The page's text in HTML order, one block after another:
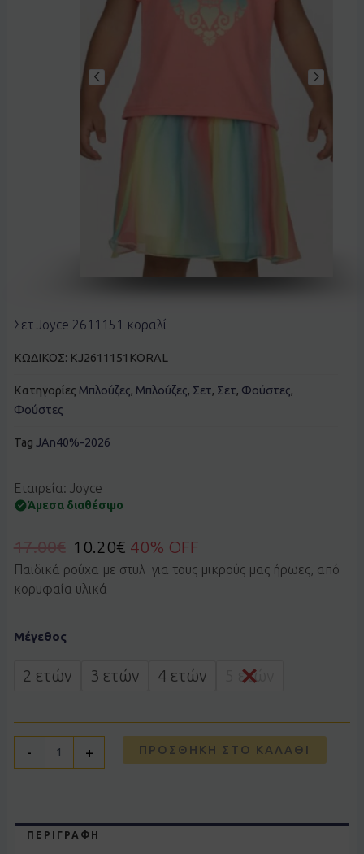
Σετ Joyce 2611151 κοραλί
ΚΩΔΙΚΟΣ: KJ2611151KORAL
Κατηγορίες Μπλούζες, Μπλούζες, Σετ, Σετ, Φούστες,
Φούστες
Tag JAn40%-2026
Εταιρεία: Joyce
Άμεσα διαθέσιμο
17.00€ 10.20€ 40% OFF
Παιδικά ρούχα με στυλ για τους μικρούς μας ήρωες, από
κορυφαία υλικά
Μέγεθος
2 ετών 3 ετών 4 ετών 5 ετών
-
Joyce
κοραλί
ποσότητα
+ ΠΡΟΣΘΉΚΗ ΣΤΟ ΚΑΛΆΘΙ
ΠΕΡΙΓΡΑΦΉ